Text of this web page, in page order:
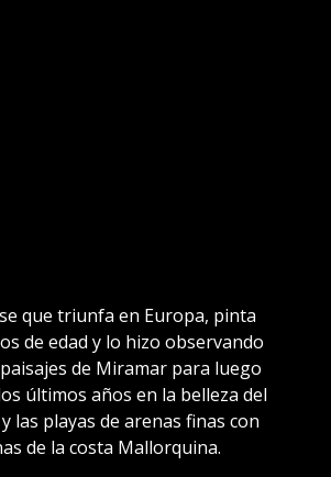
que triunfa en Europa, pinta
de edad y lo hizo observando
de Miramar para luego
últimos años en la belleza del
las playas de arenas finas con
de la costa Mallorquina.